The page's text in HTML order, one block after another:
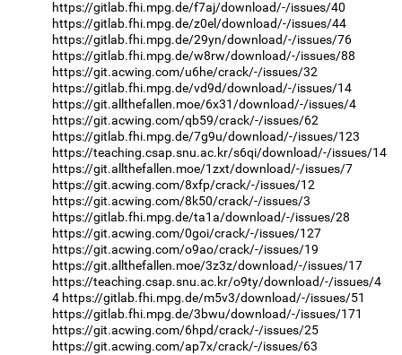
https://gitlab.fhi.mpg.de/f7aj/download/-/issues/40
https://gitlab.fhi.mpg.de/z0el/download/-/issues/44
https://gitlab.fhi.mpg.de/29yn/download/-/issues/76
https://gitlab.fhi.mpg.de/w8rw/download/-/issues/88
https://git.acwing.com/u6he/crack/-/issues/32
https://gitlab.fhi.mpg.de/vd9d/download/-/issues/14
https://git.allthefallen.moe/6x31/download/-/issues/4
https://git.acwing.com/qb59/crack/-/issues/62
https://gitlab.fhi.mpg.de/7g9u/download/-/issues/123
https://teaching.csap.snu.ac.kr/s6qi/download/-/issues/14
https://git.allthefallen.moe/1zxt/download/-/issues/7
https://git.acwing.com/8xfp/crack/-/issues/12
https://git.acwing.com/8k50/crack/-/issues/3
https://gitlab.fhi.mpg.de/ta1a/download/-/issues/28
https://git.acwing.com/0goi/crack/-/issues/127
https://git.acwing.com/o9ao/crack/-/issues/19
https://git.allthefallen.moe/3z3z/download/-/issues/17
https://teaching.csap.snu.ac.kr/o9ty/download/-/issues/4
4 https://gitlab.fhi.mpg.de/m5v3/download/-/issues/51
https://gitlab.fhi.mpg.de/3bwu/download/-/issues/171
https://git.acwing.com/6hpd/crack/-/issues/25
https://git.acwing.com/ap7x/crack/-/issues/63